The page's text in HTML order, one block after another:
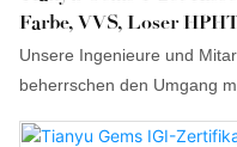
Farbe, VVS, Loser
Zertifikat, Ausgefallene
Unsere Ingenieure und
beherrschen den Umgang